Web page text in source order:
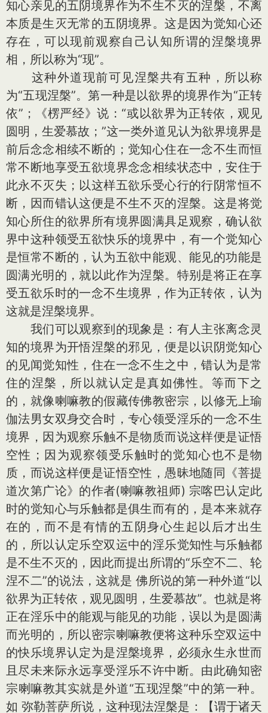
知心亲见的五阴境界作为不生不灭的涅槃，不离
本质是生灭无常的五阴境界。这是因为觉知心还
存在，可以现前观察自己认知所谓的涅槃境界
相，所以称为“现”。
这种外道现前可见涅槃共有五种，所以称
为“五现涅槃”。第一种是以欲界的境界作为“正转
依”；《楞严经》说：“或以欲界为正转依，观见
圆明，生爱慕故；”这一类外道见认为欲界境界是
前后念念相续不断的；觉知心住在一念不生而恒
常不断地享受五欲境界念念相续状态中，安住于
此永不灭失；以这样五欲乐受心行的行阴常恒不
断，因而错认这便是不生不灭的涅槃。这是将觉
知心所住的欲界所有境界圆满具足观察，确认欲
界中这种领受五欲快乐的境界中，有一个觉知心
是恒常不断的，认为五欲中能观、能见的功能是
圆满光明的，就以此作为涅槃。特别是将正在享
受五欲乐时的一念不生境界，作为正转依，认为
这就是涅槃境界。
我们可以观察到的现象是：有人主张离念灵
知的境界为开悟涅槃的邪见，便是以识阴觉知心
的见闻觉知性，住在一念不生之中，错认为是常
住的涅槃，所以就认定是真如佛性。等而下之
的，就像喇嘛教的假藏传佛教密宗，以修无上瑜
伽法男女双身交合时，专心领受淫乐的一念不生
境界，因为观察乐触不是物质而说这样便是证悟
空性；因为观察领受乐触时的觉知心也不是物
质，而说这样便是证悟空性，愚昧地随同《菩提
道次第广论》的作者(喇嘛教祖师) 宗喀巴认定此
时的觉知心与乐触都是俱生而有的，是本来就存
在的，而不是有情的五阴身心生起以后才出生
的，所以认定乐空双运中的淫乐觉知性与乐触都
是不生不灭的，因此而提出所谓的“乐空不二、轮
涅不二”的说法，这就是 佛所说的第一种外道“以
欲界为正转依，观见圆明，生爱慕故”。也就是将
正在淫乐中的能观与能见的功能，误以为是圆满
而光明的，所以密宗喇嘛教便将这种乐空双运中
的快乐境界认定为是涅槃境界，必须永生永世而
且尽未来际永远享受淫乐不许中断。由此确知密
宗喇嘛教其实就是外道“五现涅槃”中的第一种。
如 弥勒菩萨所说，这种现法涅槃是：【谓于诸天